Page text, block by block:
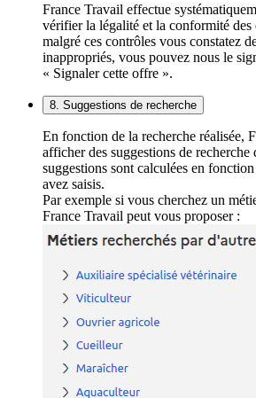
France Travail effectue
vérifier la légalité et la conformité des
malgré ces contrôles vous constatez
inappropriés, vous pouvez nous le
« Signaler cette offre ».
8. Suggestions de recherche
En fonction de la recherche réalisée,
afficher des suggestions de recherche
suggestions sont calculées en
avez saisis.
Par exemple si vous cherchez un
France Travail peut vous proposer :